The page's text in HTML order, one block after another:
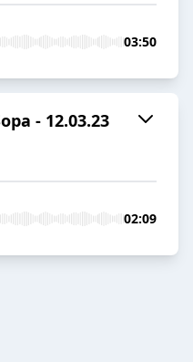
03:50
- 12.03.23
02:09